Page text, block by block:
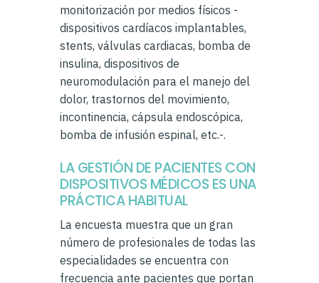
monitorización por medios físicos -
dispositivos cardíacos implantables,
stents, válvulas cardiacas, bomba de
insulina, dispositivos de
neuromodulación para el manejo del
dolor, trastornos del movimiento,
incontinencia, cápsula endoscópica,
bomba de infusión espinal, etc.-.
LA GESTIÓN DE PACIENTES CON
DISPOSITIVOS MÉDICOS ES UNA
PRÁCTICA HABITUAL
La encuesta muestra que un gran
número de profesionales de todas las
especialidades se encuentra con
frecuencia ante pacientes que portan